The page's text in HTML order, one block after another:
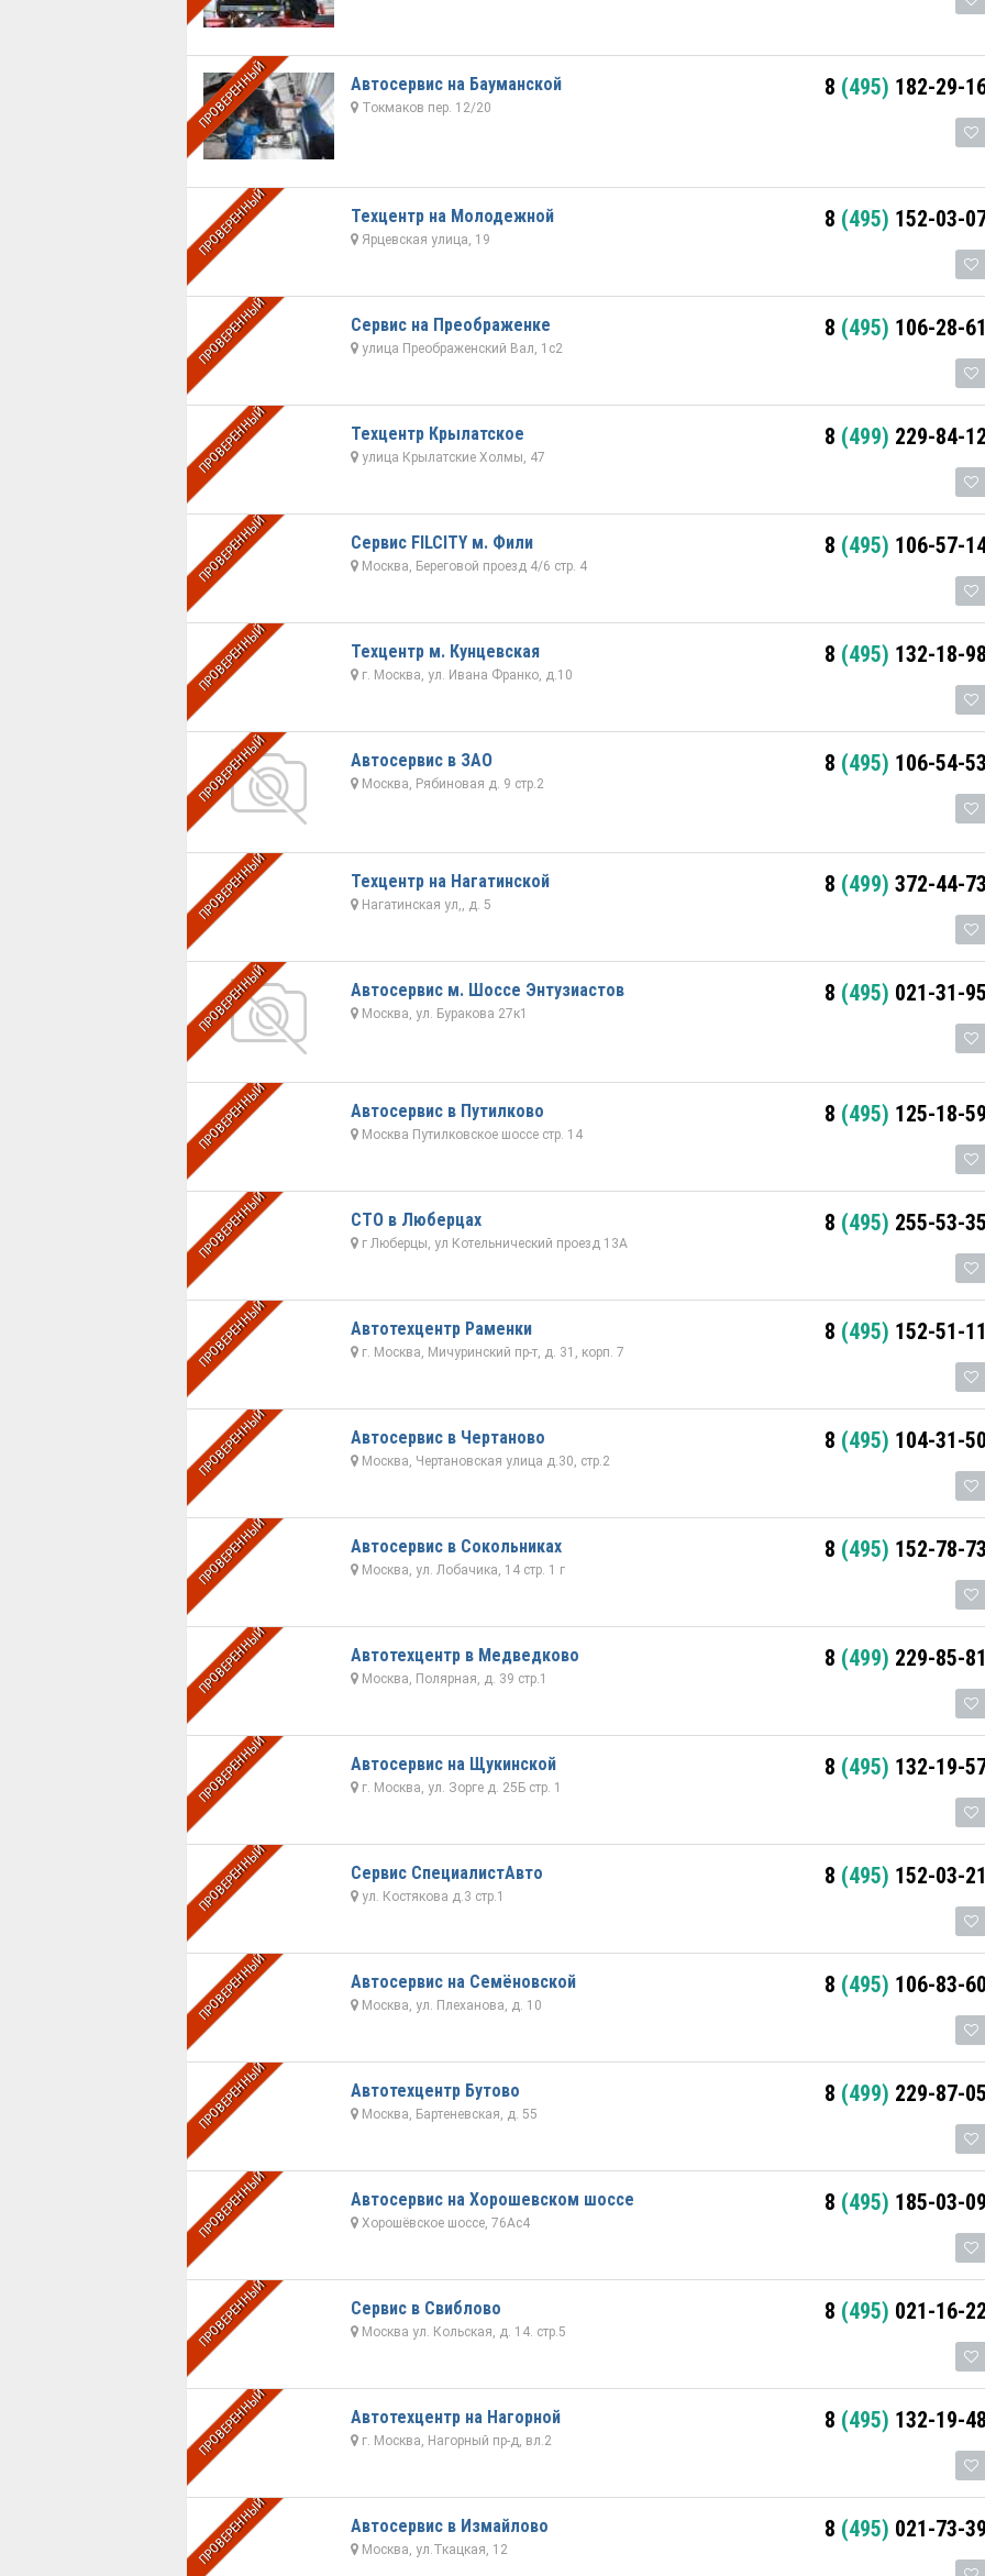
ПРОВЕРЕННЫЙ Автосервис на Бауманской
Токмаков пер. 12/20
8 (495) 182-29-
ПРОВЕРЕННЫЙ Техцентр на Молодежной
Ярцевская улица, 19
8 (495) 152-03-
ПРОВЕРЕННЫЙ Сервис на Преображенке
улица Преображенский Вал, 1с2
8 (495) 106-28-61
ПРОВЕРЕННЫЙ Техцентр Крылатское
улица Крылатские Холмы, 47
8 (499) 229-84-12
ПРОВЕРЕННЫЙ Сервис FILCITY м. Фили
Москва, Береговой проезд 4/6 стр. 4
8 (495) 106-57-
ПРОВЕРЕННЫЙ Техцентр м. Кунцевская
г. Москва, ул. Ивана Франко, д.10
8 (495) 132-18-98
ПРОВЕРЕННЫЙ Автосервис в ЗАО
Москва, Рябиновая д. 9 стр.2
8 (495) 106-54-53
ПРОВЕРЕННЫЙ Техцентр на Нагатинской
Нагатинская ул,, д. 5
8 (499) 372-44-73
ПРОВЕРЕННЫЙ Автосервис м. Шоссе Энтузиастов
Москва, ул. Буракова 27к1
8 (495) 021-31-95
ПРОВЕРЕННЫЙ Автосервис в Путилково
Москва Путилковское шоссе стр. 14
8 (495) 125-18-59
ПРОВЕРЕННЫЙ СТО в Люберцах
г Люберцы, ул Котельнический проезд 13А
8 (495) 255-53-35
ПРОВЕРЕННЫЙ Автотехцентр Раменки
г. Москва, Мичуринский пр-т, д. 31, корп. 7
8 (495) 152-51-11
ПРОВЕРЕННЫЙ Автосервис в Чертаново
Москва, Чертановская улица д.30, стр.2
8 (495) 104-31-50
ПРОВЕРЕННЫЙ Автосервис в Сокольниках
Москва, ул. Лобачика, 14 стр. 1 г
8 (495) 152-78-73
ПРОВЕРЕННЫЙ Автотехцентр в Медведково
Москва, Полярная, д. 39 стр.1
8 (499) 229-85-81
ПРОВЕРЕННЫЙ Автосервис на Щукинской
г. Москва, ул. Зорге д. 25Б стр. 1
8 (495) 132-19-
ПРОВЕРЕННЫЙ Сервис СпециалистАвто
ул. Костякова д.3 стр.1
8 (495) 152-03-21
ПРОВЕРЕННЫЙ Автосервис на Семёновской
Москва, ул. Плеханова, д. 10
8 (495) 106-83-60
ПРОВЕРЕННЫЙ Автотехцентр Бутово
Москва, Бартеневская, д. 55
8 (499) 229-87-05
ПРОВЕРЕННЫЙ Автоcервис на Хорошевском шоссе
Хорошёвское шоссе, 76Ас4
8 (495) 185-03-09
ПРОВЕРЕННЫЙ Сервис в Свиблово
Москва ул. Кольская, д. 14. стр.5
8 (495) 021-16-22
ПРОВЕРЕННЫЙ Автотехцентр на Нагорной
г. Москва, Нагорный пр-д, вл.2
8 (495) 132-19-48
ПРОВЕРЕННЫЙ Автосервис в Измайлово
Москва, ул.Ткацкая, 12
8 (495) 021-73-39